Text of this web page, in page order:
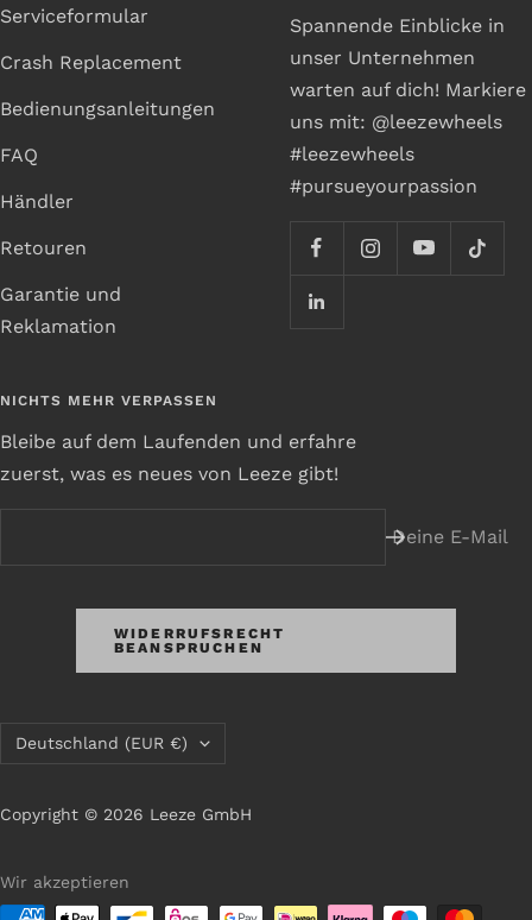
Serviceformular
Crash Replacement
Bedienungsanleitungen
FAQ
Händler
Retouren
Garantie und
Reklamation
Spannende Einblicke in
unser Unternehmen
warten auf dich! Markiere
uns mit: @leezewheels
#leezewheels
#pursueyourpassion
NICHTS MEHR VERPASSEN
Bleibe auf dem Laufenden und erfahre
zuerst, was es neues von Leeze gibt!
Deine E-Mail
WIDERRUFSRECHT
BEANSPRUCHEN
Land/Region Deutschland (EUR €)
Copyright © 2026 Leeze GmbH
Wir akzeptieren